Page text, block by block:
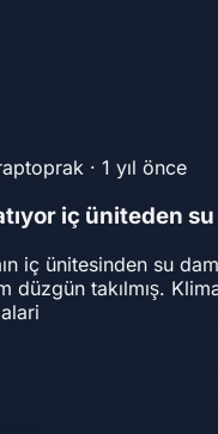
· 1 yıl önce
iç üniteden su
iç ünitesinden su
düzgün takılmış.